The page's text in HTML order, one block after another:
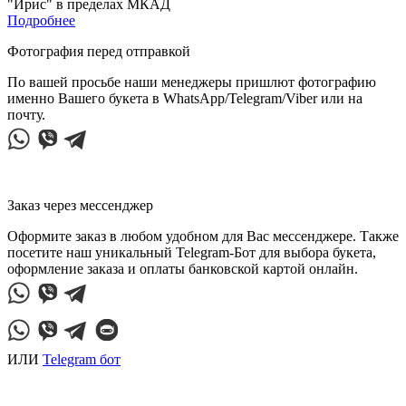
"Ирис" в пределах МКАД
Подробнее
Фотография перед отправкой
По вашей просьбе наши менеджеры пришлют фотографию
именно Вашего букета в WhatsApp/Telegram/Viber или на
почту.
Заказ через мессенджер
Оформите заказ в любом удобном для Вас мессенджере. Также
посетите наш уникальный Telegram-Бот для выбора букета,
оформление заказа и оплаты банковской картой онлайн.
ИЛИ Telegram бот